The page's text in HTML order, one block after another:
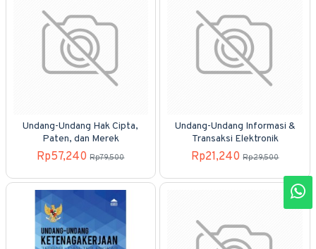
Undang-Undang Hak Cipta,
Paten, dan Merek
Rp57,240 Rp79,500
Undang-Undang Informasi &
Transaksi Elektronik
Rp21,240 Rp29,500